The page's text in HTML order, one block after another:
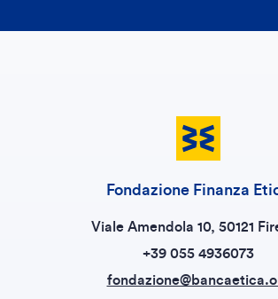
Fondazione Finanza
Viale Amendola 10, 50121
+39 055 4936073